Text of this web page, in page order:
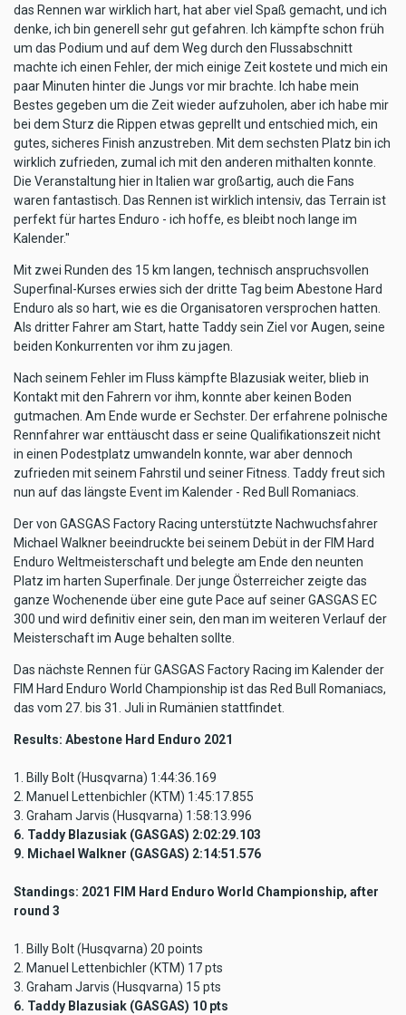
das Rennen war wirklich hart, hat aber viel Spaß gemacht, und ich
denke, ich bin generell sehr gut gefahren. Ich kämpfte schon früh
um das Podium und auf dem Weg durch den Flussabschnitt
machte ich einen Fehler, der mich einige Zeit kostete und mich ein
paar Minuten hinter die Jungs vor mir brachte. Ich habe mein
Bestes gegeben um die Zeit wieder aufzuholen, aber ich habe mir
bei dem Sturz die Rippen etwas geprellt und entschied mich, ein
gutes, sicheres Finish anzustreben. Mit dem sechsten Platz bin ich
wirklich zufrieden, zumal ich mit den anderen mithalten konnte.
Die Veranstaltung hier in Italien war großartig, auch die Fans
waren fantastisch. Das Rennen ist wirklich intensiv, das Terrain ist
perfekt für hartes Enduro - ich hoffe, es bleibt noch lange im
Kalender."
Mit zwei Runden des 15 km langen, technisch anspruchsvollen
Superfinal-Kurses erwies sich der dritte Tag beim Abestone Hard
Enduro als so hart, wie es die Organisatoren versprochen hatten.
Als dritter Fahrer am Start, hatte Taddy sein Ziel vor Augen, seine
beiden Konkurrenten vor ihm zu jagen.
Nach seinem Fehler im Fluss kämpfte Blazusiak weiter, blieb in
Kontakt mit den Fahrern vor ihm, konnte aber keinen Boden
gutmachen. Am Ende wurde er Sechster. Der erfahrene polnische
Rennfahrer war enttäuscht dass er seine Qualifikationszeit nicht
in einen Podestplatz umwandeln konnte, war aber dennoch
zufrieden mit seinem Fahrstil und seiner Fitness. Taddy freut sich
nun auf das längste Event im Kalender - Red Bull Romaniacs.
Der von GASGAS Factory Racing unterstützte Nachwuchsfahrer
Michael Walkner beeindruckte bei seinem Debüt in der FIM Hard
Enduro Weltmeisterschaft und belegte am Ende den neunten
Platz im harten Superfinale. Der junge Österreicher zeigte das
ganze Wochenende über eine gute Pace auf seiner GASGAS EC
300 und wird definitiv einer sein, den man im weiteren Verlauf der
Meisterschaft im Auge behalten sollte.
Das nächste Rennen für GASGAS Factory Racing im Kalender der
FIM Hard Enduro World Championship ist das Red Bull Romaniacs,
das vom 27. bis 31. Juli in Rumänien stattfindet.
Results: Abestone Hard Enduro 2021
1. Billy Bolt (Husqvarna) 1:44:36.169
2. Manuel Lettenbichler (KTM) 1:45:17.855
3. Graham Jarvis (Husqvarna) 1:58:13.996
6. Taddy Blazusiak (GASGAS) 2:02:29.103
9. Michael Walkner (GASGAS) 2:14:51.576
Standings: 2021 FIM Hard Enduro World Championship, after
round 3
1. Billy Bolt (Husqvarna) 20 points
2. Manuel Lettenbichler (KTM) 17 pts
3. Graham Jarvis (Husqvarna) 15 pts
6. Taddy Blazusiak (GASGAS) 10 pts